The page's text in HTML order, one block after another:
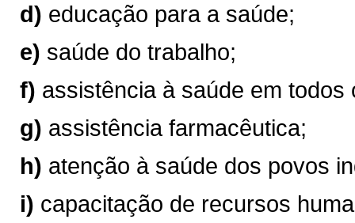
d) educação para a saúde;
e) saúde do trabalho;
f) assistência à saúde em
g) assistência farmacêutica;
h) atenção à saúde dos povos
i) capacitação de recursos